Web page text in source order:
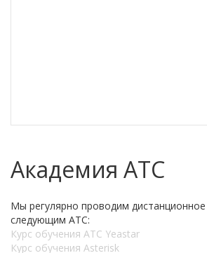
Академия АТС
Мы регулярно проводим
следующим АТС:
Курс обучения АТС Yeastar
Курс обучения Asterisk